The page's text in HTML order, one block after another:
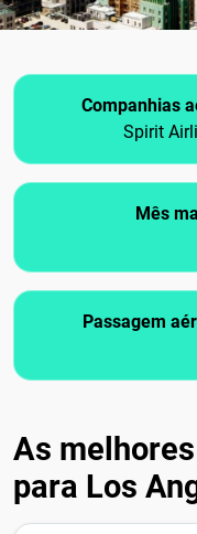
Companhias
Spirit
Mês
Passagem
As
para Los